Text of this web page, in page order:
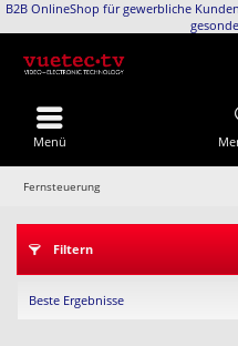
B2B OnlineShop für gewerbliche
Menü
Fernsteuerung
Filtern